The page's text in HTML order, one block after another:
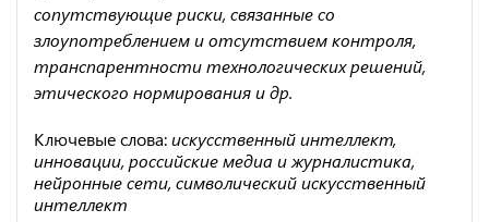
сопутствующие риски, связанные со
злоупотреблением и отсутствием контроля,
транспарентности технологических решений,
этического нормирования и др.
Ключевые слова:искусственный интеллект,
инновации, российские медиа и журналистика,
нейронные сети, символический искусственный
интеллект